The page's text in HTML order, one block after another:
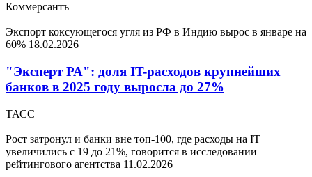
Коммерсантъ
Экспорт коксующегося угля из РФ в Индию вырос в январе на
60% 18.02.2026
"Эксперт РА": доля IT-расходов крупнейших
банков в 2025 году выросла до 27%
ТАСС
Рост затронул и банки вне топ-100, где расходы на IT
увеличились с 19 до 21%, говорится в исследовании
рейтингового агентства 11.02.2026